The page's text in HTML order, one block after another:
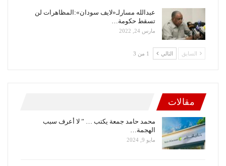
عبدالله مسارلـ«لايف سودان»:المظاهرات لن
تسقط حكومة…
مارس 24, 2022
السابق التالي 1 من 3
مقالات
محمد حامد جمعة يكتب … ” لا أعرف سبب
الهجمة…
مايو 9, 2024